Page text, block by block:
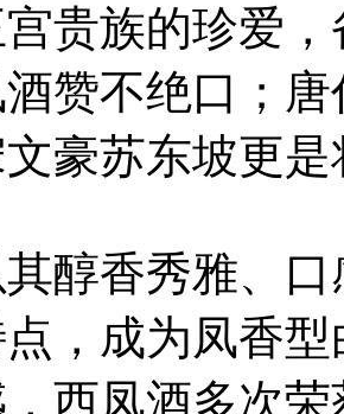
贵族的珍爱
赞不绝口；
豪苏东坡更
醇香秀雅、
，成为凤香
西凤酒多次